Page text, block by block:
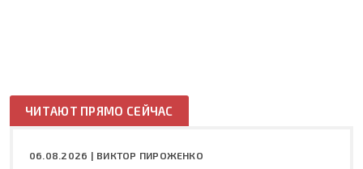
ЧИТАЮТ ПРЯМО СЕЙЧАС
06.08.2026 | ВИКТОР ПИРОЖЕНКО